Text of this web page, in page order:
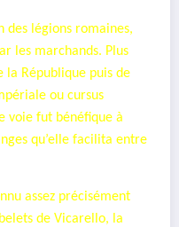
des légions romaines,
les marchands. Plus
la République puis de
ou cursus
voie fut bénéfique à
qu’elle facilita entre
assez précisément
de Vicarello, la